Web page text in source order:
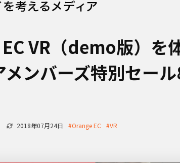
携
サポートショッピングモール型 EC
通販受注対応
ECと通販の連動を可能に
EC運用支援
継続的に結果を出し続けるECサイトへ
VR（demo版）を
メンバーズ特別セー
2018年07月24日 #Orange EC #VR